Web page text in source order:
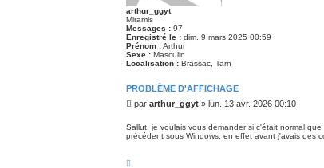
arthur_ggyt
Miramis
Messages : 97
Enregistré le : dim. 9 mars 2025 00:59
Prénom :Arthur
Sexe : Masculin
Localisation : Brassac, Tarn
PROBLÈME D'AFFICHAGE
M
s
s
par arthur_ggyt » lun. 13 avr. 2026 00:10
Sallut, je voulais vous demander si c'était normal
précédent sous Windows, en effet avant j'avais des